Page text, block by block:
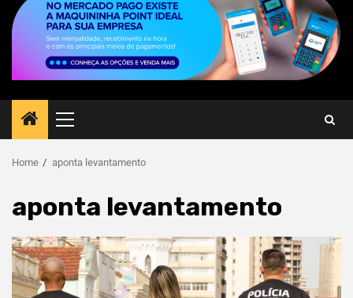
Home aponta levantamento
aponta levantamento